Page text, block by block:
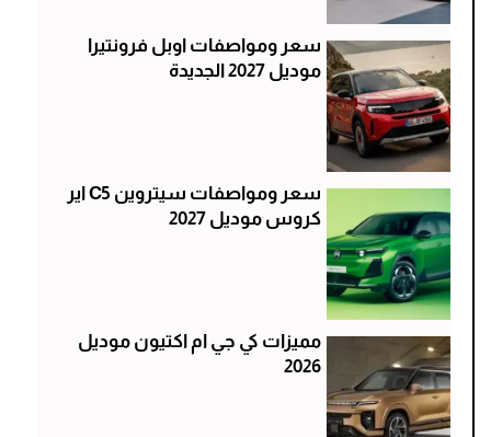
سعر ومواصفات اوبل فرونتيرا
موديل 2027 الجديدة
سعر ومواصفات سيتروين C5 اير
كروس موديل 2027
مميزات كي جي ام اكتيون موديل
2026